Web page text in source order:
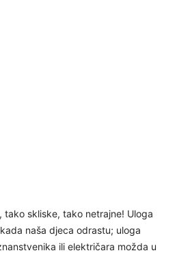
tako skliske, tako netrajne! Uloga
naša djeca odrastu; uloga
ili električara možda u